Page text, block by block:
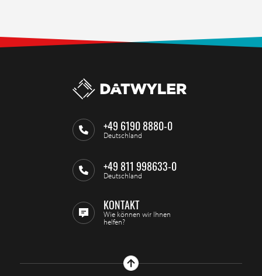
+49 6190 8880-0
Deutschland
+49 811 998633-0
Deutschland
KONTAKT
Wie können wir Ihnen
helfen?